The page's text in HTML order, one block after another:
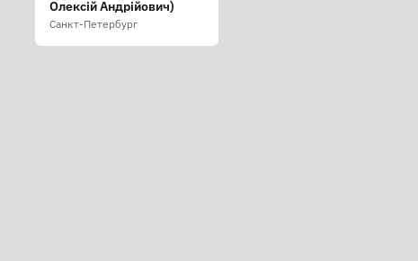
Олексій Андрійович)
Санкт-Петербург